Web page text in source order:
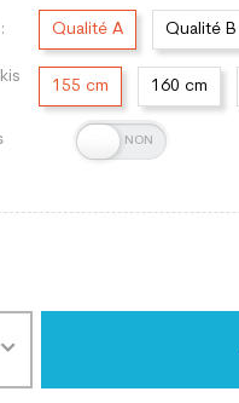
Qualité A Qualité B
155 cm 160 cm